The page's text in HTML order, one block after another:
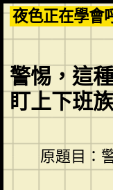
Skip
to
content
夜色正在學會
警惕，這
盯上下班族
原題目：